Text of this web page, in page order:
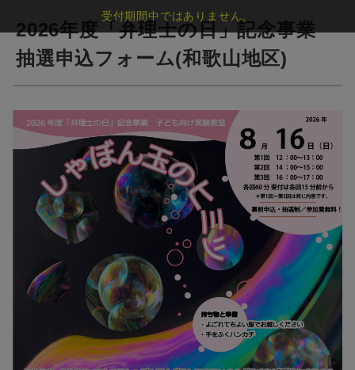
2026年度「弁理士の日」記念事業
抽選申込フォーム(和歌山地区)
受付期間中ではありません。